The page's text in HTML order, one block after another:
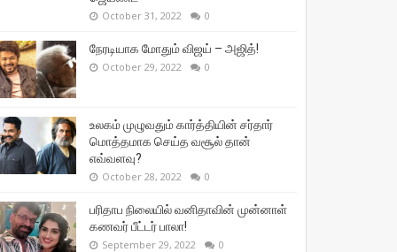
October 31, 2022 0
நேரடியாக மோதும் விஜய் – அஜித்!
October 29, 2022 0
உலகம் முழுவதும் கார்த்தியின் சர்தார்
மொத்தமாக செய்த வசூல் தான்
எவ்வளவு?
October 28, 2022 0
பரிதாப நிலையில் வனிதாவின் முன்னாள்
கணவர் பீட்டர் பாலா!
September 29, 2022 0